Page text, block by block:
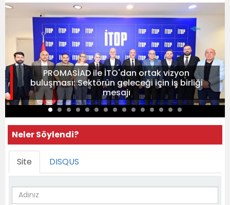
PROMASİAD ile İTO'dan ortak vizyon
buluşması: Sektörün geleceği için iş birliği
mesajı
Neler Söylendi?
Site DISQUS